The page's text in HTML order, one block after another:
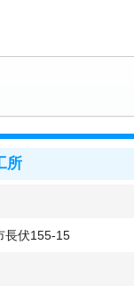
所
伏155-15